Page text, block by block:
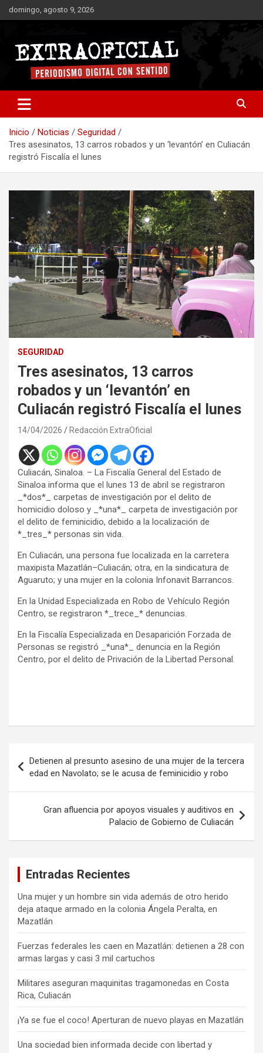
Saltar
al
domingo, agosto 9, 2026
Extraoficial
Inicio Noticias
Seguridad
Tres asesinatos, 13 carros robados y un ‘levantón’ en Culiacán
registró Fiscalía el lunes
SEGURIDAD
Tres asesinatos, 13 carros
robados y un ‘levantón’ en
Culiacán registró Fiscalía el lunes
14/04/2026 Redacción ExtraOficial
Culiacán, Sinaloa. – La Fiscalía General del Estado de
Sinaloa informa que el lunes 13 de abril se registraron
_*dos*_ carpetas de investigación por el delito de
homicidio doloso y _*una*_ carpeta de investigación por
el delito de feminicidio, debido a la localización de
*_tres_* personas sin vida.
En Culiacán, una persona fue localizada en la carretera
maxipista Mazatlán–Culiacán; otra, en la sindicatura de
Aguaruto; y una mujer en la colonia Infonavit Barrancos.
En la Unidad Especializada en Robo de Vehículo Región
Centro, se registraron *_trece_* denuncias.
En la Fiscalía Especializada en Desaparición Forzada de
Personas se registró _*una*_ denuncia en la Región
Centro, por el delito de Privación de la Libertad Personal.
de
entradas
Detienen al presunto asesino de una mujer de la tercera
edad en Navolato; se le acusa de feminicidio y robo
Gran afluencia por apoyos visuales y auditivos en
Palacio de Gobierno de Culiacán
Entradas Recientes
Una mujer y un hombre sin vida además de otro herido
deja ataque armado en la colonia Ángela Peralta, en
Mazatlán
Fuerzas federales les caen en Mazatlán: detienen a 28 con
armas largas y casi 3 mil cartuchos
Militares aseguran maquinitas tragamonedas en Costa
Rica, Culiacán
¡Ya se fue el coco! Aperturan de nuevo playas en Mazatlán
Una sociedad bien informada decide con libertad y